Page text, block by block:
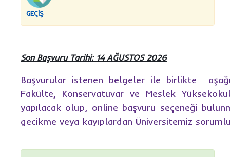
GEÇİŞ
Son Başvuru Tarihi: 14 AĞUSTOS 2026
Başvurular istenen belgeler ile birlikte
Fakülte, Konservatuvar ve Meslek
yapılacak olup, online başvuru seçeneği
gecikme veya kayıplardan Üniversitemiz